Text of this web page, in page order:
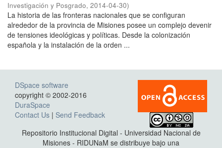
Investigación y Posgrado, 2014-04-30)
La historia de las fronteras nacionales que se configuran
alrededor de la provincia de Misiones posee un complejo devenir
de tensiones ideológicas y políticas. Desde la colonización
española y la instalación de la orden ...
DSpace software
copyright © 2002-2016
DuraSpace
Contact Us | Send Feedback
Repositorio Institucional Digital - Universidad Nacional de
Misiones - RIDUNaM se distribuye bajo una